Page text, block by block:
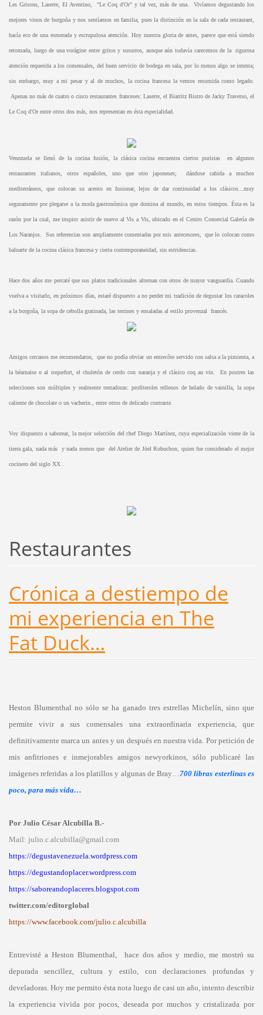
Les Grisons, Laserre, El Aventino, "Le Coq d'Or" y tal vez, más de una. Vivíamos degustando los
mejores vinos de borgoña y nos sentíamos en familia, pues la distinción en la sala de cada restaurant,
hacía eco de una esmerada y escrupulosa atención. Hoy nuestra gloria de antes, parece que está siendo
retomada, luego de una vorágine entre gritos y susurros, aunque aún todavía carecemos de la rigurosa
atención requerida a los comensales, del buen servicio de bodega en sala, por lo menos algo se intenta;
sin embargo, muy a mi pesar y al de muchos, la cocina francesa la vemos resumida como legado.
Apenas no más de cuatro o cinco restaurantes franceses: Laserre, el Biarritz Bistro de Jacky Traverso, el
Le Coq d'Or entre otros dos más, nos representan en ésta especialidad.
Venezuela se llenó de la cocina fusión, la clásica cocina encuentra ciertos puristas en algunos
restaurantes italianos, otros españoles, uno que otro japoneses; dándose cabida a muchos
mediterráneos, que colocan su acento en fusionar, lejos de dar continuidad a los clásicos...muy
seguramente por plegarse a la moda gastronómica que domina al mundo, en estos tiempos. Ésta es la
razón por la cual, me inspiro asistir de nuevo al Vis a Vis, ubicado en el Centro Comercial Galería de
Los Naranjos. Sus referencias son ampliamente comentadas por mis antecesores, que lo colocan como
baluarte de la cocina clásica francesa y cierta contemporaneidad, sin estridencias.
Hace dos años me percaté que sus platos tradicionales alternan con otros de mayor vanguardia. Cuando
vuelva a visitarlo, en próximos días, estaré dispuesto a no perder mi tradición de degustar los caracoles
a la borgoña, la sopa de cebolla gratinada, las terrines y ensaladas al estilo provenzal francés.
Amigos cercanos me recomendaron, que no podía obviar un entrecôte servido con salsa a la pimienta, a
la béarnaise o al roquefort, el chuletón de cerdo con naranja y el clásico coq au vin. En postres las
selecciones son múltiples y realmente tentadoras: profiteroles rellenos de helado de vainilla, la sopa
caliente de chocolate o un vacherin., entre otros de delicado contraste.
Voy dispuesto a saborear, la mejor selección del chef Diego Martínez, cuya especialización viene de la
tierra gala, nada más y nada menos que del Atelier de Jöel Robuchon, quien fue considerado el mejor
cocinero del siglo XX .
Restaurantes
Crónica a destiempo de
mi experiencia en The
Fat Duck…
Heston Blumenthal no sólo se ha ganado tres estrellas Michelín, sino que
permite vivir a sus comensales una extraordinaria experiencia, que
definitivamente marca un antes y un después en nuestra vida. Por petición de
mis anfitriones e inmejorables amigos newyorkinos, sólo publicaré las
imágenes referidas a los platillos y algunas de Bray… 700 libras esterlinas es
poco, para más vida…
Por Julio César Alcubilla B.-
Mail: julio.c.alcubilla@gmail.com
https://degustavenezuela.wordpress.com
https://degustandoplacer.wordpress.com
https://saboreandoplaceres.blogspot.com
twitter.com/editorglobal
https://www.facebook.com/julio.c.alcubilla
Entrevisté a Heston Blumenthal, hace dos años y medio, me mostró su
depurada sencillez, cultura y estilo, con declaraciones profundas y
develadoras. Hoy me permito ésta nota luego de casi un año, intento describir
la experiencia vivida por pocos, deseada por muchos y cristalizada por